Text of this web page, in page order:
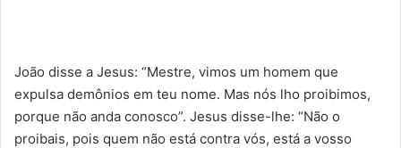
João disse a Jesus: “Mestre, vimos um homem que
expulsa demônios em teu nome. Mas nós lho proibimos,
porque não anda conosco”. Jesus disse-lhe: “Não o
proibais, pois quem não está contra vós, está a vosso